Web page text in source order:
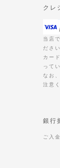
クレ
当店
ださい
カー
って
なお
注意
銀行
ご入